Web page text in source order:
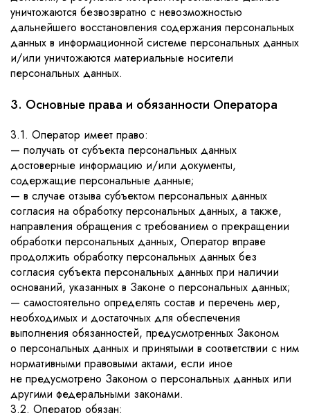
уничтожаются безвозвратно с невозможностью
дальнейшего восстановления содержания персональных
данных в информационной системе персональных данных
и/или уничтожаются материальные носители
персональных данных.
3. Основные права и обязанности Оператора
3.1. Оператор имеет право:
— получать от субъекта персональных данных
достоверные информацию и/или документы,
содержащие персональные данные;
— в случае отзыва субъектом персональных данных
согласия на обработку персональных данных, а также,
направления обращения с требованием о прекращении
обработки персональных данных, Оператор вправе
продолжить обработку персональных данных без
согласия субъекта персональных данных при наличии
оснований, указанных в Законе о персональных данных;
— самостоятельно определять состав и перечень мер,
необходимых и достаточных для обеспечения
выполнения обязанностей, предусмотренных Законом
о персональных данных и принятыми в соответствии с ним
нормативными правовыми актами, если иное
не предусмотрено Законом о персональных данных или
другими федеральными законами.
3.2. Оператор обязан: